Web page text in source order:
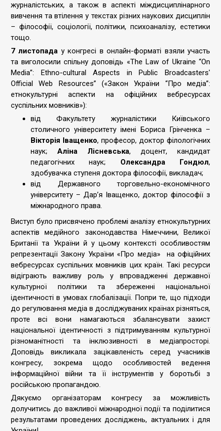
журналістських, а також в аспекті міждисциплінарного
вивчення та втілення у текстах різних наукових дисциплін
– філософії, соціології, політики, психоаналізу, естетики
тощо.
7 листопада у конгресі в онлайн-форматі взяли участь
та виголосили спільну доповідь «The Law of Ukraine “On
Media”: Ethno-cultural Aspects in Public Broadcasters'
Official Web Resources” («Закон України “Про медіа”:
етнокультурні аспекти на офіційних вебресурсах
суспільних мовників»):
від Факультету журналістики Київського
столичного університету імені Бориса Грінченка –
Вікторія Іващенко, професор, доктор філологічних
наук; Аліна Лісневська, доцент, кандидат
педагогічних наук; Олександра Гондюл,
здобувачка ступеня доктора філософії, викладач;
від Державного торговельно-економічного
університету – Дар’я Іващенко, доктор філософії з
міжнародного права.
Виступ було присвячено проблемі аналізу етнокультурних
аспектів медійного законодавства Німеччини, Великої
Британії та України й у цьому контексті особливостям
репрезентації Закону України «Про медіа» на офіційних
вебресурсах суспільних мовників цих країн. Такі ресурси
відіграють важливу роль у впровадженні державної
культурної політики та збереженні національної
ідентичності в умовах глобалізації. Попри те, що підходи
до регулювання медіа в досліджуваних країнах різняться,
проте всі вони намагаються збалансувати захист
національної ідентичності з підтримуванням культурної
різноманітності та інклюзивності в медіапросторі.
Доповідь викликала зацікавленість серед учасників
конгресу, зокрема щодо особливостей ведення
інформаційної війни та її інструментів у боротьбі з
російською пропагандою.
Дякуємо організаторам конгресу за можливість
долучитись до важливої міжнародної події та поділитися
результатами проведених досліджень, актуальних і для